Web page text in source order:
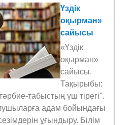
Үздік
оқырман»
сайысы
«Үздік
оқырман»
сайысы.
Тақырыбы:
табыстың үш тірегі".
адам бойындағы
ұғындыру. Білім